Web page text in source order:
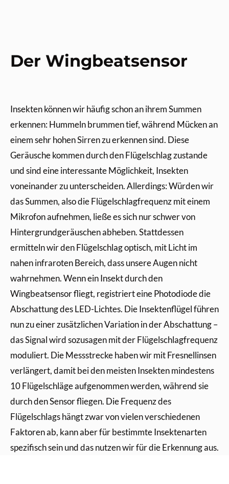
Der Wingbeatsensor
Insekten können wir häufig schon an ihrem Summen
erkennen: Hummeln brummen tief, während Mücken an
einem sehr hohen Sirren zu erkennen sind. Diese
Geräusche kommen durch den Flügelschlag zustande
und sind eine interessante Möglichkeit, Insekten
voneinander zu unterscheiden. Allerdings: Würden wir
das Summen, also die Flügelschlagfrequenz mit einem
Mikrofon aufnehmen, ließe es sich nur schwer von
Hintergrundgeräuschen abheben. Stattdessen
ermitteln wir den Flügelschlag optisch, mit Licht im
nahen infraroten Bereich, dass unsere Augen nicht
wahrnehmen. Wenn ein Insekt durch den
Wingbeatsensor fliegt, registriert eine Photodiode die
Abschattung des LED-Lichtes. Die Insektenflügel führen
nun zu einer zusätzlichen Variation in der Abschattung –
das Signal wird sozusagen mit der Flügelschlagfrequenz
moduliert. Die Messstrecke haben wir mit Fresnellinsen
verlängert, damit bei den meisten Insekten mindestens
10 Flügelschläge aufgenommen werden, während sie
durch den Sensor fliegen. Die Frequenz des
Flügelschlags hängt zwar von vielen verschiedenen
Faktoren ab, kann aber für bestimmte Insektenarten
spezifisch sein und das nutzen wir für die Erkennung aus.